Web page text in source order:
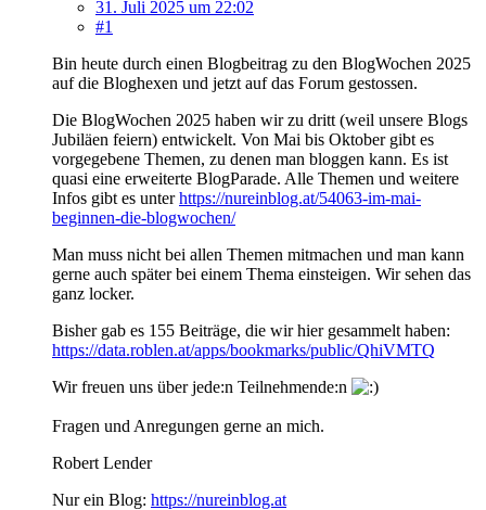
31. Juli 2025 um 22:02
#1
Bin heute durch einen Blogbeitrag zu den BlogWochen 2025
auf die Bloghexen und jetzt auf das Forum gestossen.
Die BlogWochen 2025 haben wir zu dritt (weil unsere Blogs
Jubiläen feiern) entwickelt. Von Mai bis Oktober gibt es
vorgegebene Themen, zu denen man bloggen kann. Es ist
quasi eine erweiterte BlogParade. Alle Themen und weitere
Infos gibt es unterhttps://nureinblog.at/54063-im-mai-
beginnen-die-blogwochen/
Man muss nicht bei allen Themen mitmachen und man kann
gerne auch später bei einem Thema einsteigen. Wir sehen das
ganz locker.
Bisher gab es 155 Beiträge, die wir hier gesammelt haben:
https://data.roblen.at/apps/bookmarks/public/QhiVMTQ
Wir freuen uns über jede:n Teilnehmende:n
Fragen und Anregungen gerne an mich.
Robert Lender
Nur ein Blog: https://nureinblog.at